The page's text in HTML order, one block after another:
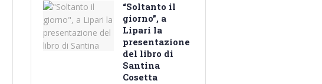
“Soltanto il
giorno”, a
Lipari la
presentazione
del libro di
Santina
Cosetta